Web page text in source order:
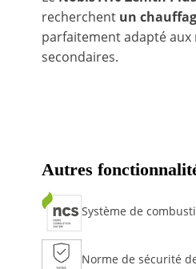
recherchent un
parfaitement adapté
secondaires.
Autres
Système de
Norme de sécurité